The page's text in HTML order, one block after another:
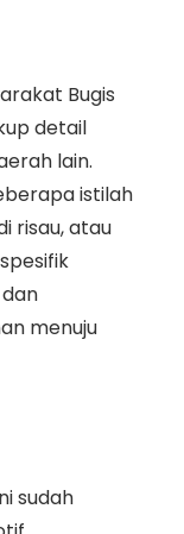
Bugis
detail
lain.
istilah
risau, atau
menuju
sudah